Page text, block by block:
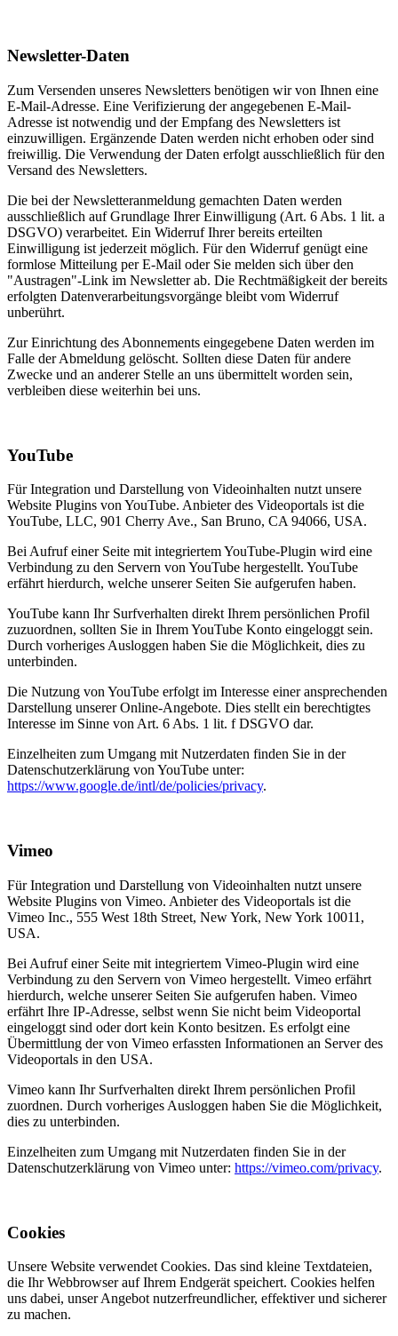
Newsletter-Daten
Zum Versenden unseres Newsletters benötigen wir von Ihnen eine
E-Mail-Adresse. Eine Verifizierung der angegebenen E-Mail-
Adresse ist notwendig und der Empfang des Newsletters ist
einzuwilligen. Ergänzende Daten werden nicht erhoben oder sind
freiwillig. Die Verwendung der Daten erfolgt ausschließlich für den
Versand des Newsletters.
Die bei der Newsletteranmeldung gemachten Daten werden
ausschließlich auf Grundlage Ihrer Einwilligung (Art. 6 Abs. 1 lit. a
DSGVO) verarbeitet. Ein Widerruf Ihrer bereits erteilten
Einwilligung ist jederzeit möglich. Für den Widerruf genügt eine
formlose Mitteilung per E-Mail oder Sie melden sich über den
"Austragen"-Link im Newsletter ab. Die Rechtmäßigkeit der bereits
erfolgten Datenverarbeitungsvorgänge bleibt vom Widerruf
unberührt.
Zur Einrichtung des Abonnements eingegebene Daten werden im
Falle der Abmeldung gelöscht. Sollten diese Daten für andere
Zwecke und an anderer Stelle an uns übermittelt worden sein,
verbleiben diese weiterhin bei uns.
YouTube
Für Integration und Darstellung von Videoinhalten nutzt unsere
Website Plugins von YouTube. Anbieter des Videoportals ist die
YouTube, LLC, 901 Cherry Ave., San Bruno, CA 94066, USA.
Bei Aufruf einer Seite mit integriertem YouTube-Plugin wird eine
Verbindung zu den Servern von YouTube hergestellt. YouTube
erfährt hierdurch, welche unserer Seiten Sie aufgerufen haben.
YouTube kann Ihr Surfverhalten direkt Ihrem persönlichen Profil
zuzuordnen, sollten Sie in Ihrem YouTube Konto eingeloggt sein.
Durch vorheriges Ausloggen haben Sie die Möglichkeit, dies zu
unterbinden.
Die Nutzung von YouTube erfolgt im Interesse einer ansprechenden
Darstellung unserer Online-Angebote. Dies stellt ein berechtigtes
Interesse im Sinne von Art. 6 Abs. 1 lit. f DSGVO dar.
Einzelheiten zum Umgang mit Nutzerdaten finden Sie in der
Datenschutzerklärung von YouTube unter:
https://www.google.de/intl/de/policies/privacy.
Vimeo
Für Integration und Darstellung von Videoinhalten nutzt unsere
Website Plugins von Vimeo. Anbieter des Videoportals ist die
Vimeo Inc., 555 West 18th Street, New York, New York 10011,
USA.
Bei Aufruf einer Seite mit integriertem Vimeo-Plugin wird eine
Verbindung zu den Servern von Vimeo hergestellt. Vimeo erfährt
hierdurch, welche unserer Seiten Sie aufgerufen haben. Vimeo
erfährt Ihre IP-Adresse, selbst wenn Sie nicht beim Videoportal
eingeloggt sind oder dort kein Konto besitzen. Es erfolgt eine
Übermittlung der von Vimeo erfassten Informationen an Server des
Videoportals in den USA.
Vimeo kann Ihr Surfverhalten direkt Ihrem persönlichen Profil
zuordnen. Durch vorheriges Ausloggen haben Sie die Möglichkeit,
dies zu unterbinden.
Einzelheiten zum Umgang mit Nutzerdaten finden Sie in der
Datenschutzerklärung von Vimeo unter: https://vimeo.com/privacy.
Cookies
Unsere Website verwendet Cookies. Das sind kleine Textdateien,
die Ihr Webbrowser auf Ihrem Endgerät speichert. Cookies helfen
uns dabei, unser Angebot nutzerfreundlicher, effektiver und sicherer
zu machen.